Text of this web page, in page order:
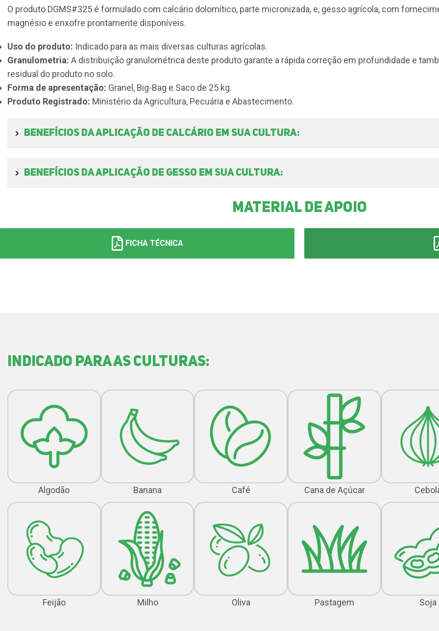
O produto DGMS#325 é formulado com calcário dolomítico, parte micronizada, e, gesso agrícola, com
magnésio e enxofre prontamente disponíveis.
Uso do produto: Indicado para as mais diversas culturas agrícolas.
Granulometria: A distribuição granulométrica deste produto garante a rápida correção em profundidade e
residual do produto no solo.
Forma de apresentação: Granel, Big-Bag e Saco de 25 kg.
Produto Registrado: Ministério da Agricultura, Pecuária e Abastecimento.
Benefícios da aplicação de Calcário em sua cultura:
Benefícios da aplicação de gesso em sua cultura:
material de apoio
FICHA TÉCNICA
indicado para as culturas:
Algodão Banana Café Cana de Açúcar
Feijão Milho Oliva Pastagem Soja